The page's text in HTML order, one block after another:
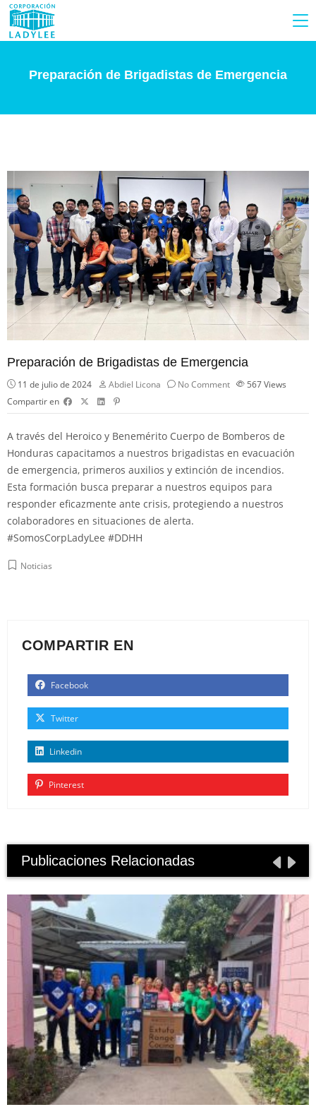
Preparación de Brigadistas de Emergencia
Preparación de Brigadistas de Emergencia
11 de julio de 2024 Abdiel Licona No Comment 567Views
Compartir en
A través del Heroico y Benemérito Cuerpo de Bomberos de
Honduras capacitamos a nuestros brigadistas en evacuación
de emergencia, primeros auxilios y extinción de incendios.
Esta formación busca preparar a nuestros equipos para
responder eficazmente ante crisis, protegiendo a nuestros
colaboradores en situaciones de alerta.
#SomosCorpLadyLee #DDHH
Noticias
COMPARTIR EN
Facebook
Twitter
Linkedin
Pinterest
Publicaciones Relacionadas